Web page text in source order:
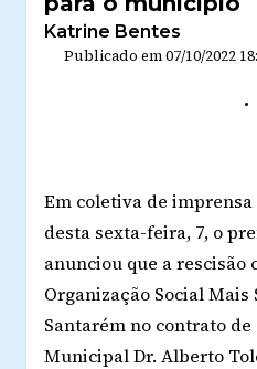
Katrine Bentes
Publicado em07/10/2022
.
Em coletiva de
desta sexta-feira, 7, o
anunciou que a
Organização Social
Santarém no contrato
Municipal Dr. Alberto